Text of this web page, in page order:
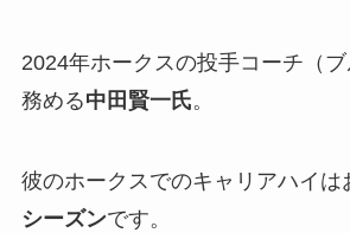
2024年ホークスの投手コーチ（
務める中田賢一氏。
彼のホークスでのキャリアハイは
シーズンです。